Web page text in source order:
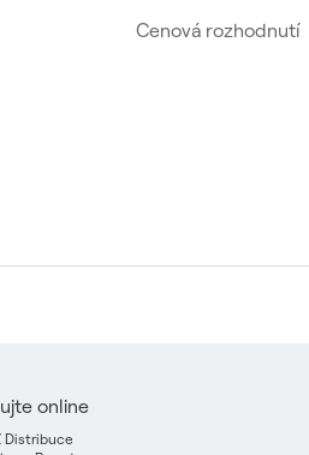
Cenová rozhodnutí
online
Distribuce